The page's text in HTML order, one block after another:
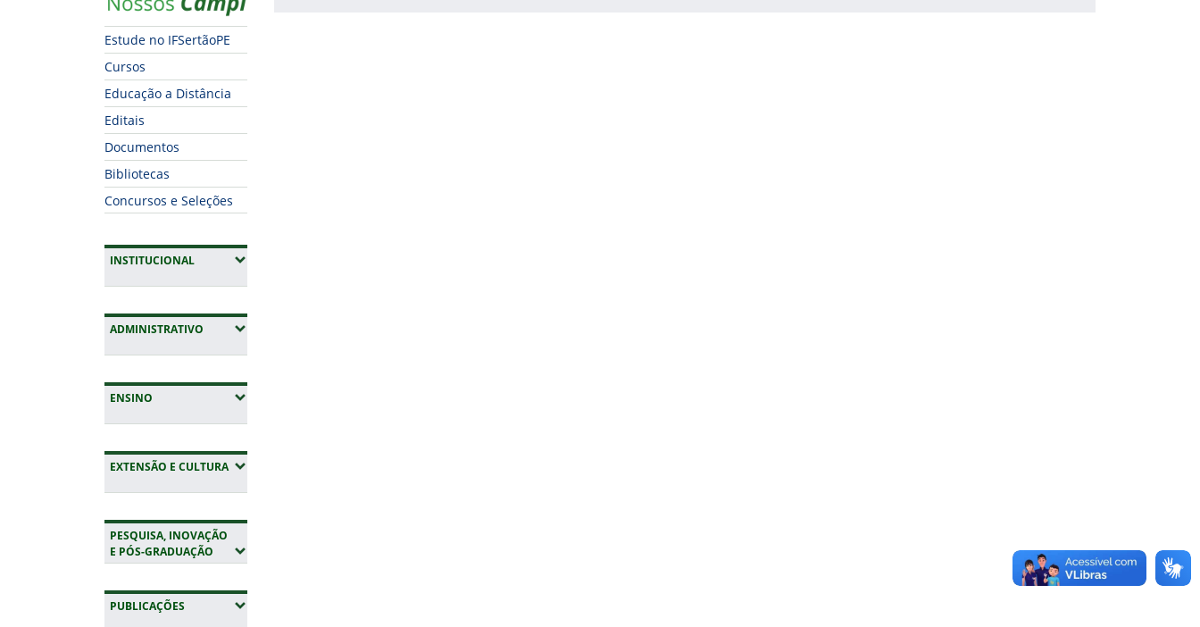
Estude no IFSertãoPE
Cursos
Educação a Distância
Editais
Documentos
Bibliotecas
Concursos e Seleções
INSTITUCIONAL(EXPANDIR SUBMENUS)
ADMINISTRATIVO (EXPANDIR SUBMENUS)
ENSINO (EXPANDIR SUBMENUS)
EXTENSÃO E CULTURA(EXPANDIR SUBMENUS)
PESQUISA, INOVAÇÃO
E PÓS-GRADUAÇÃO (EXPANDIR SUBMENUS)
PUBLICAÇÕES (EXPANDIR SUBMENUS)